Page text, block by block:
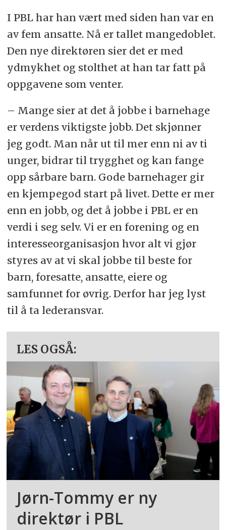
I PBL har han vært med siden han var en
av fem ansatte. Nå er tallet mangedoblet.
Den nye direktøren sier det er med
ydmykhet og stolthet at han tar fatt på
oppgavene som venter.
– Mange sier at det å jobbe i barnehage
er verdens viktigste jobb. Det skjønner
jeg godt. Man når ut til mer enn ni av ti
unger, bidrar til trygghet og kan fange
opp sårbare barn. Gode barnehager gir
en kjempegod start på livet. Dette er mer
enn en jobb, og det å jobbe i PBL er en
verdi i seg selv. Vi er en forening og en
interesseorganisasjon hvor alt vi gjør
styres av at vi skal jobbe til beste for
barn, foresatte, ansatte, eiere og
samfunnet for øvrig. Derfor har jeg lyst
til å ta lederansvar.
LES OGSÅ:
Jørn-Tommy er ny
direktør i PBL